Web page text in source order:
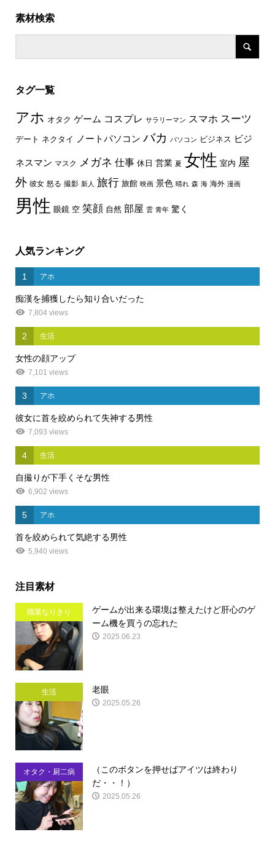
素材検索
タグ一覧
アホ オタク ゲーム コスプレ サラリーマン スマホ スーツ
デート ネクタイ ノートパソコン バカ パソコン ビジネス ビジ
ネスマン マスク メガネ 仕事 休日 営業 夏 女性 室内 屋
外 彼女 怒る 撮影 新人 旅行 旅館 映画 景色 晴れ 森 海 海外 漫画
男性 眼鏡 空 笑顔 自然 部屋 雲 青年 驚く
人気ランキング
1 アホ
痴漢を捕獲したら知り合いだった
7,804 views
2 生活
女性の顔アップ
7,101 views
3 アホ
彼女に首を絞められて失神する男性
7,093 views
4 生活
自撮りが下手くそな男性
6,902 views
5 アホ
首を絞められて気絶する男性
5,940 views
注目素材
職業なりきり
ゲームが出来る環境は整えたけど肝心のゲ
ーム機を買うの忘れた
2025.06.23
生活 老眼
2025.05.26
オタク・厨二病
（このボタンを押せばアイツは終わり
だ・・！）
2025.05.26